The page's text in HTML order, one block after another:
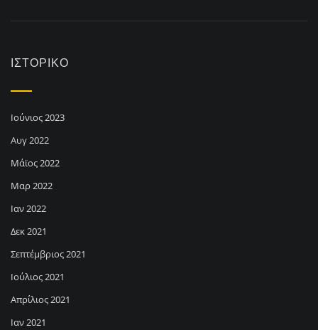
ΙΣΤΟΡΙΚΌ
Ιούνιος 2023
Αυγ 2022
Μάϊος 2022
Μαρ 2022
Ιαν 2022
Δεκ 2021
Σεπτέμβριος 2021
Ιούλιος 2021
Απρίλιος 2021
Ιαν 2021